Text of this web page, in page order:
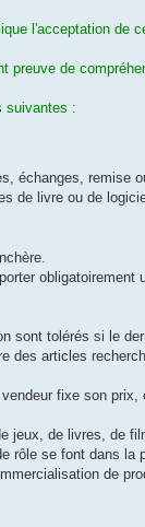
l'acceptation de
de
suivantes :
échanges, remise
de livre ou de
sont tolérés si le
des articles
fixe son
jeux, de livres, de
rôle se font dans la
de